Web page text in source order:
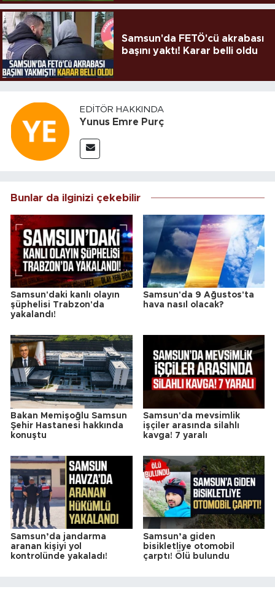
Samsun'da FETÖ'cü akrabası
başını yaktı! Karar belli oldu
EDITÖR HAKKINDA
Yunus Emre Purç
Bunlar da ilginizi çekebilir
Samsun'daki kanlı olayın
şüphelisi Trabzon'da
yakalandı!
Samsun'da 9 Ağustos'ta
hava nasıl olacak?
Bakan Memişoğlu Samsun
Şehir Hastanesi hakkında
konuştu
Samsun'da mevsimlik
işçiler arasında silahlı
kavga! 7 yaralı
Samsun’da jandarma
aranan kişiyi yol
kontrolünde yakaladı!
Samsun’a giden
bisikletliye otomobil
çarptı! Ölü bulundu